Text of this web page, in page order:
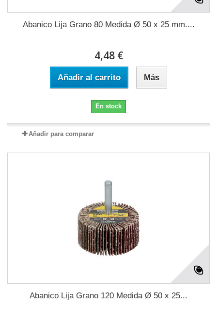
Abanico Lija Grano 80 Medida Ø 50 x 25 mm....
4,48 €
Añadir al carrito Más
En stock
Añadir para comparar
Abanico Lija Grano 120 Medida Ø 50 x 25...